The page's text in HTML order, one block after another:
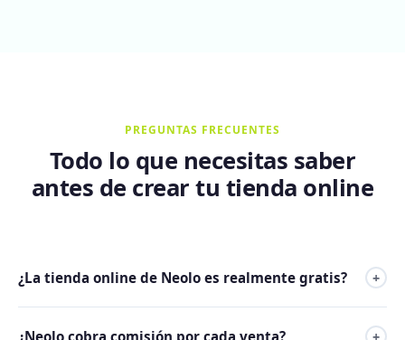
PREGUNTAS FRECUENTES
Todo lo que necesitas saber
antes de crear tu tienda online
¿La tienda online de Neolo es realmente gratis? +
¿Neolo cobra comisión por cada venta? +